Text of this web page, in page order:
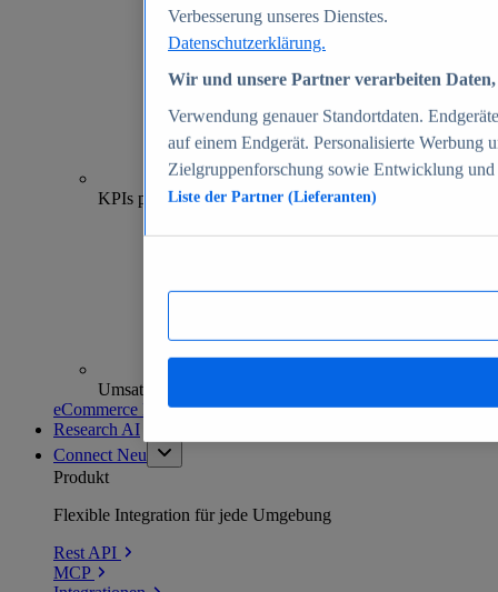
70+
KPIs pro Shop
Umsatzanalysen und -prognosen
eCommerce Insights entdecken
Research AI
Connect Neu
Produkt
Flexible Integration für jede Umgebung
Rest API
MCP
Verbesserung unseres Dienstes.
Datenschutzerklärung.
Wir und unsere Partner verarbeiten
Verwendung genauer Standortdaten.
auf einem Endgerät. Personalisierte Werbung
Zielgruppenforschung sowie Entwicklung
Liste der Partner (Lieferanten)